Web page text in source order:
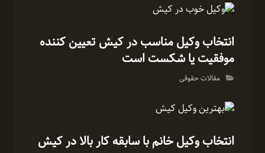
انتخاب وکیل مناسب در کیش تعیین کننده
موفقیت یا شکست است
مقالات حقوقی
انتخاب وکیل خانم با سابقه کار بالا در کیش